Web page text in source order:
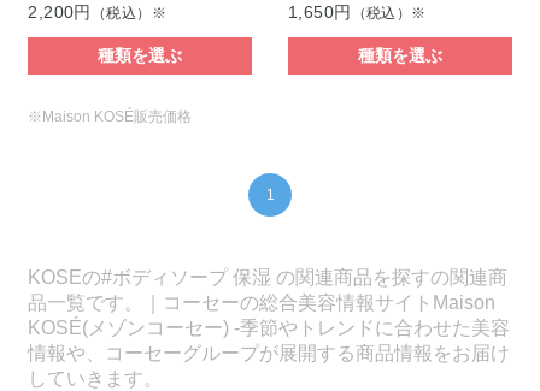
2,200円
（税込）※
種類を選ぶ
1,650円
（税込）※
種類を選ぶ
※Maison KOSÉ販売価格
1
KOSEの#ボディソープ 保湿 の関連商品を探すの関連商
品一覧です。｜コーセーの総合美容情報サイトMaison
KOSÉ(メゾンコーセー) -季節やトレンドに合わせた美容
情報や、コーセーグループが展開する商品情報をお届け
していきます。